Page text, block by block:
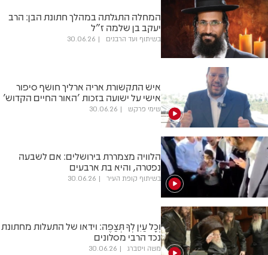
המחלה התגלתה במהלך חתונת הבן: הרב
יעקב בן שלמה ז"ל
בשיתוף ועד הרבנים 30.06.26
איש התקשורת אריה ארליך חושף סיפור
אישי על ישועה בזכות 'האור החיים הקדוש'
שימי פרקש 30.06.26
הלוויה מצמררת בירושלים: אם לשבעה
נפטרה, והיא בת ארבעים
בשיתוף קופת העיר 30.06.26
וְכָל עַיִן לְךָ תְּצַפֶּה: וידאו של התעלות מחתונת
נכד הרבי מסלונים
משה ויסברג 30.06.26